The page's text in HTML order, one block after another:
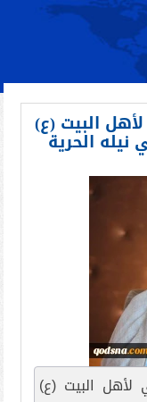
البيت (ع)
نيله الحرية
لأهل البيت (ع)